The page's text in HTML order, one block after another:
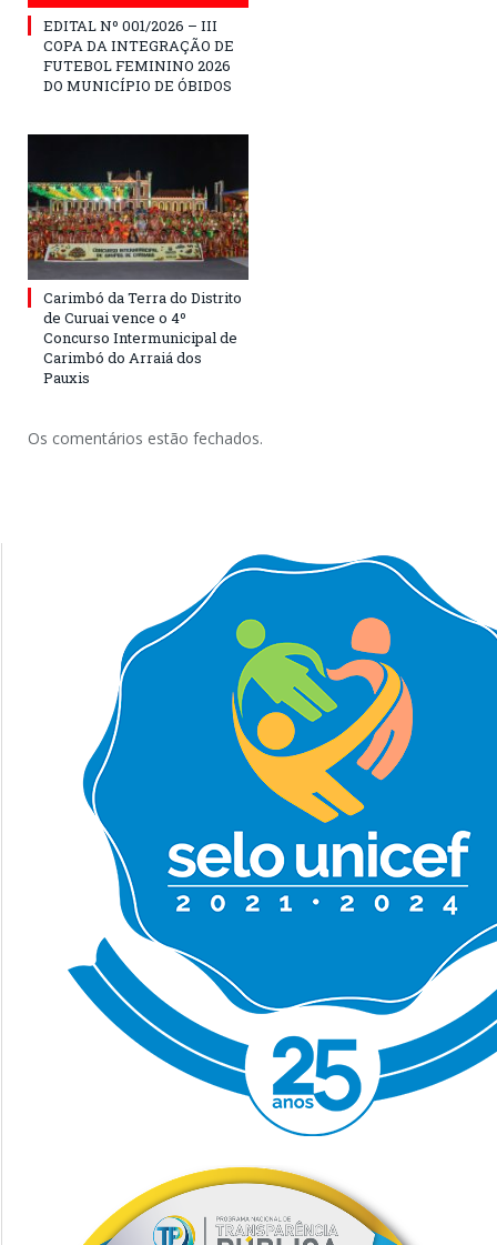
EDITAL Nº 001/2026 – III
COPA DA INTEGRAÇÃO DE
FUTEBOL FEMININO 2026
DO MUNICÍPIO DE ÓBIDOS
Carimbó da Terra do Distrito
de Curuai vence o 4º
Concurso Intermunicipal de
Carimbó do Arraiá dos
Pauxis
Os comentários estão fechados.